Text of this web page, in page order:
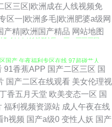
区三区|欧洲成在人线视频免
区一|欧洲多毛|欧洲肥婆a级网
产精|欧洲国产精品 网站地图
码 日本特黄免费在 一区二区三区国
幕片 伊人久久丁香色婷婷啪啪 国产
五月天性爱视频 91深夜
91香蕉APP 国产二区三区 国
国产二区在线观看 美女伦理视
香五月天堂 欧美变态一区 国
福利视频资源站 成人午夜在线
h视频 国产a级0 变性人妖 国产